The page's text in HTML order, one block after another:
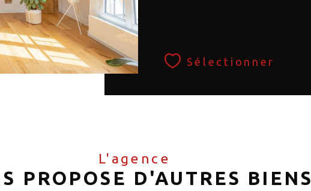
Sélectionner
L'agence
PROPOSE D'AUTRES BIENS